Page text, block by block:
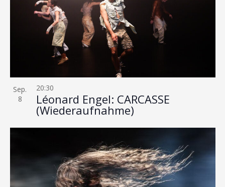
Sep.
8
Léonard Engel: CARCASSE
(Wiederaufnahme)
20:30